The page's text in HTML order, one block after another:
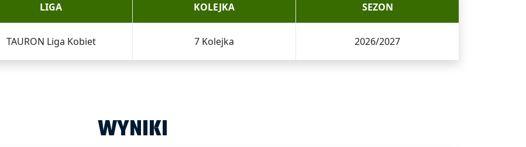
LIGA
TAURON Liga Kobiet
KOLEJKA
7 Kolejka
SEZON
2026/2027
WYNIKI